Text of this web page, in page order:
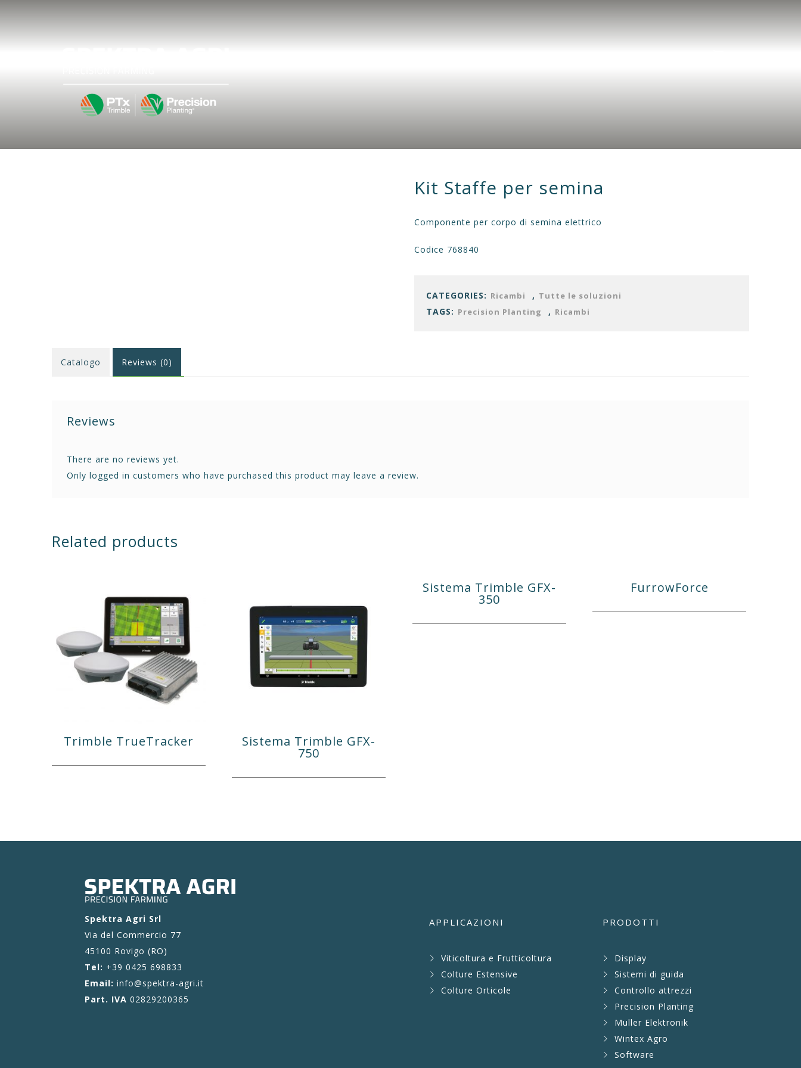
Kit Staffe per semina
Componente per corpo di semina elettrico
Codice 768840
CATEGORIES: Ricambi , Tutte le soluzioni
TAGS: Precision Planting , Ricambi
Reviews (0)
Catalogo
Reviews
There are no reviews yet.
Only logged in customers who have purchased this product may leave a review.
Related products
Trimble TrueTracker Sistema Trimble GFX-
750
Sistema Trimble GFX-
350
FurrowForce
Spektra Agri Srl
Via del Commercio 77
45100 Rovigo (RO)
Tel: +39 0425 698833
Email: info@spektra-agri.it
Part. IVA 02829200365
APPLICAZIONI
Viticoltura e Frutticoltura
Colture Estensive
Colture Orticole
PRODOTTI
Display
Sistemi di guida
Controllo attrezzi
Precision Planting
Muller Elektronik
Wintex Agro
Software